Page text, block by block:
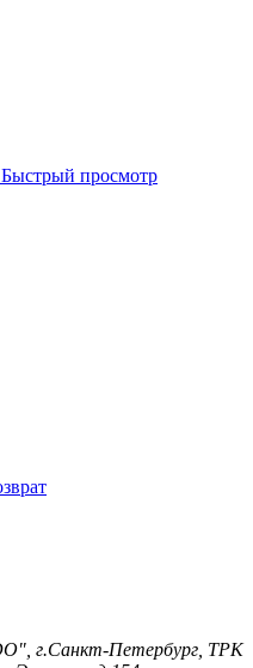
Быстрый просмотр
г.Санкт-Петербург, ТРК